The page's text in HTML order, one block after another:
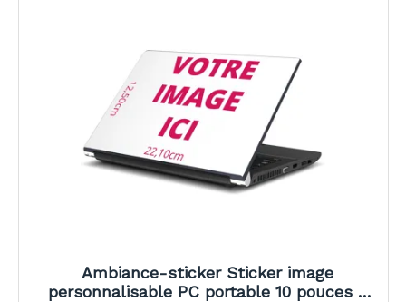
Ambiance-sticker Sticker image
personnalisable PC portable 10 pouces -